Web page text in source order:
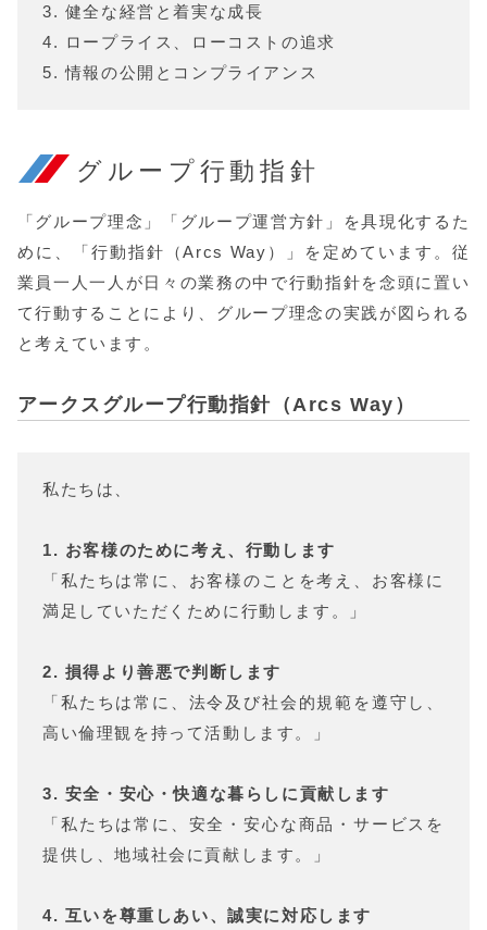
3. 健全な経営と着実な成長
4. ロープライス、ローコストの追求
5. 情報の公開とコンプライアンス
グループ行動指針
「グループ理念」「グループ運営方針」を具現化するた
めに、「行動指針（Arcs Way）」を定めています。従
業員一人一人が日々の業務の中で行動指針を念頭に置い
て行動することにより、グループ理念の実践が図られる
と考えています。
アークスグループ行動指針（Arcs Way）
私たちは、
1. お客様のために考え、行動します
「私たちは常に、お客様のことを考え、お客様に
満足していただくために行動します。」
2. 損得より善悪で判断します
「私たちは常に、法令及び社会的規範を遵守し、
高い倫理観を持って活動します。」
3. 安全・安心・快適な暮らしに貢献します
「私たちは常に、安全・安心な商品・サービスを
提供し、地域社会に貢献します。」
4. 互いを尊重しあい、誠実に対応します